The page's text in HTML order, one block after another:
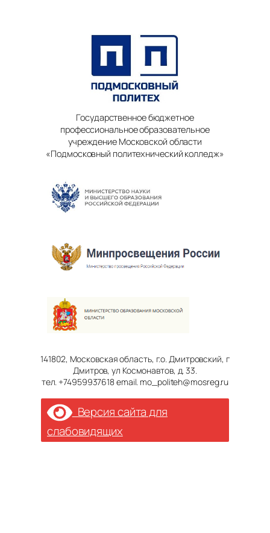
Государственное бюджетное
профессиональное образовательное
учреждение Московской области
«Подмосковный политехнический колледж»
141802, Московская область, г.о. Дмитровский, г
Дмитров, ул Космонавтов, д. 33.
тел. +74959937618 email. mo_politeh@mosreg.ru
Версия сайта для
слабовидящих